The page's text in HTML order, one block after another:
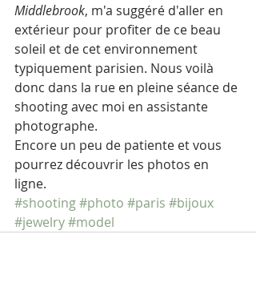
Middlebrook, m'a suggéré d'aller en
extérieur pour profiter de ce beau
soleil et de cet environnement
typiquement parisien. Nous voilà
donc dans la rue en pleine séance de
shooting avec moi en assistante
photographe.
Encore un peu de patiente et vous
pourrez découvrir les photos en
ligne.
#shooting#photo #paris #bijoux
#jewelry#model